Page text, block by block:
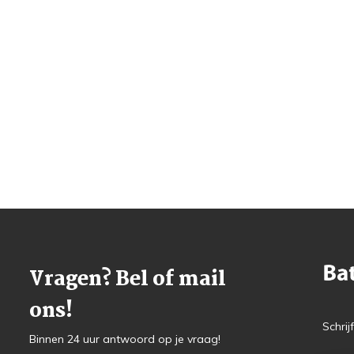
Vragen? Bel of mail
ons!
Binnen 24 uur antwoord op je vraag!